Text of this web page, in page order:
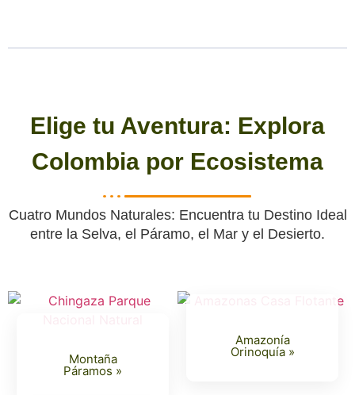
Elige tu Aventura: Explora
Colombia por Ecosistema
Cuatro Mundos Naturales: Encuentra tu Destino Ideal
entre la Selva, el Páramo, el Mar y el Desierto.
Montaña
Páramos »
Amazonía
Orinoquía »